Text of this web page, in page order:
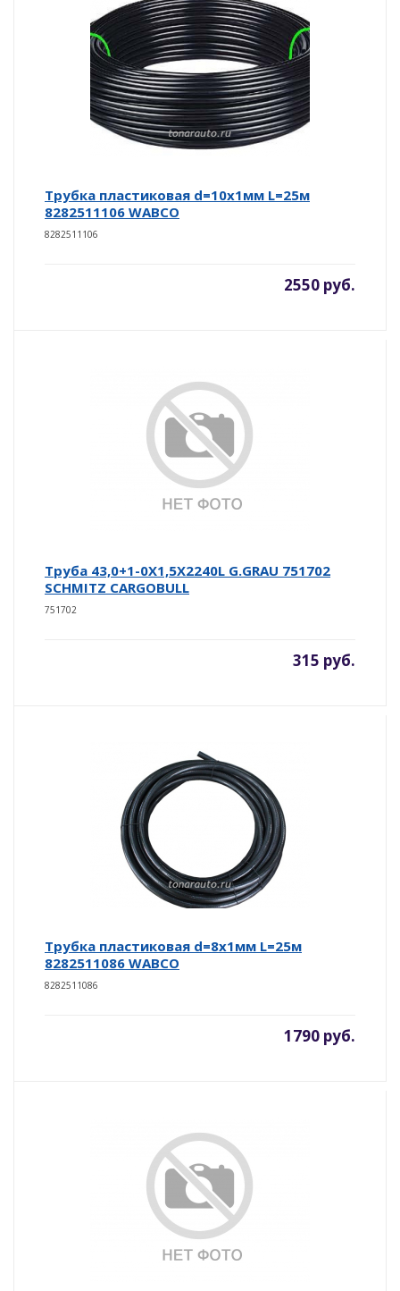
Трубка пластиковая d=10х1мм L=25м
8282511106 WABCO
8282511106
2550 руб.
Труба 43,0+1-0X1,5X2240L G.GRAU 751702
SCHMITZ CARGOBULL
751702
315 руб.
Трубка пластиковая d=8х1мм L=25м
8282511086 WABCO
8282511086
1790 руб.